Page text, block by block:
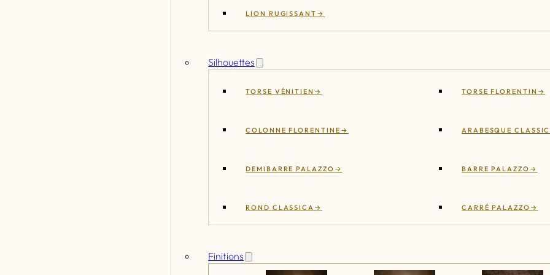
LION RUGISSANT
Silhouettes
TORSE VÉNITIEN TORSE FLORENTIN
COLONNE FLORENTINE ARABESQUE
DEMIBARRE PALAZZO BARRE PALAZZO
ROND CLASSICA CARRÉ PALAZZO
Finitions